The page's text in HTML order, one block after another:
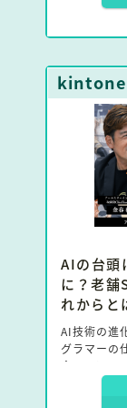
kintone
AIの台頭
に？老舗
れからと
AI技術の進
グラマーの
今回、
発実績を
る、アー